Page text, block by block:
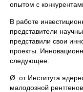
опытом с
В работе
представители
представили свои
проекты.
следующее:
Ø от Института
малодозной